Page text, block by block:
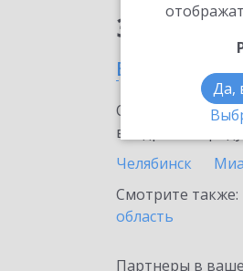
Да,
в
Ознакомьтесь с
внедрение
Челябинск
Смотрите также:
область
Партнеры в